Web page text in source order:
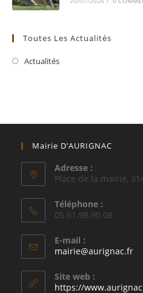
Toutes Les Actualités
Actualités
Mairie D’AURIGNAC
Adresse :
Place de la mairie,
Téléphone :
05.61.98.90.08
E-mail :
mairie@aurignac.fr
Site web :
https://